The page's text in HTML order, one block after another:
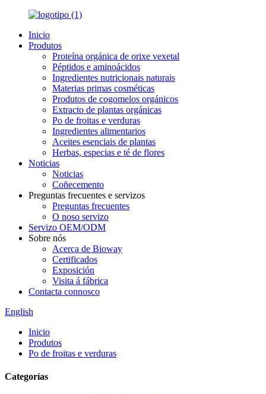
Inicio
Produtos
Proteína orgánica de orixe vexetal
Péptidos e aminoácidos
Ingredientes nutricionais naturais
Materias primas cosméticas
Produtos de cogomelos orgánicos
Extracto de plantas orgánicas
Po de froitas e verduras
Ingredientes alimentarios
Aceites esenciais de plantas
Herbas, especias e té de flores
Noticias
Noticias
Coñecemento
Preguntas frecuentes e servizos
Preguntas frecuentes
O noso servizo
Servizo OEM/ODM
Sobre nós
Acerca de Bioway
Certificados
Exposición
Visita á fábrica
Contacta connosco
English
Inicio
Produtos
Po de froitas e verduras
Categorías